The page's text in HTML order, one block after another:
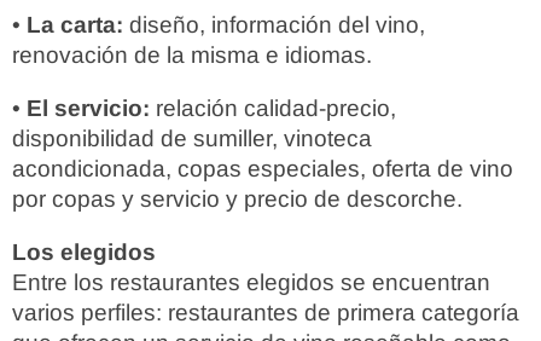
• La carta: diseño, información del vino,
renovación de la misma e idiomas.
• El servicio: relación calidad-precio,
disponibilidad de sumiller, vinoteca
acondicionada, copas especiales, oferta de vino
por copas y servicio y precio de descorche.
Los elegidos
Entre los restaurantes elegidos se encuentran
varios perfiles: restaurantes de primera categoría